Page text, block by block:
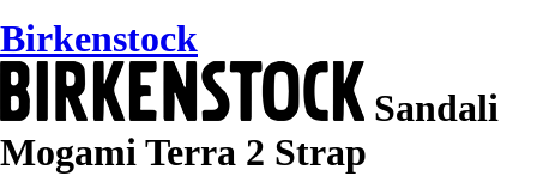
Birkenstock
Sandali
Mogami Terra 2 Strap